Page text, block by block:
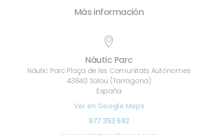
Más información
Nàutic Parc
Nàutic Parc Plaça de les Comunitats Autònomes
43840 Salou (Tarragona)
España
Ver en Google Maps
977 353 592